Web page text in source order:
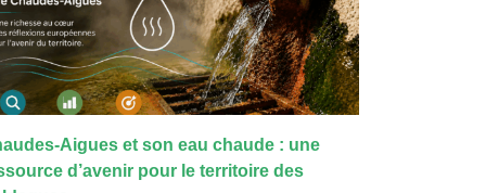
Aigues et son eau chaude : une
d’avenir pour le territoire des